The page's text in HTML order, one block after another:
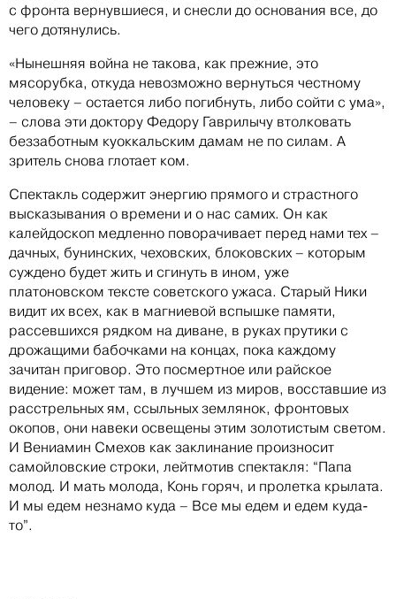
с фронта вернувшиеся, и снесли до основания все, до
чего дотянулись.
«Нынешняя война не такова, как прежние, это
мясорубка, откуда невозможно вернуться честному
человеку – остается либо погибнуть, либо сойти с ума»,
– слова эти доктору Федору Гаврилычу втолковать
беззаботным куоккальским дамам не по силам. А
зритель снова глотает ком.
Спектакль cодержит энергию прямого и страстного
высказывания о времени и о нас самих. Он как
калейдоскоп медленно поворачивает перед нами тех –
дачных, бунинских, чеховских, блоковских – которым
суждено будет жить и сгинуть в ином, уже
платоновском тексте советского ужаса. Старый Ники
видит их всех, как в магниевой вспышке памяти,
рассевшихся рядком на диване, в руках прутики с
дрожащими бабочками на концах, пока каждому
зачитан приговор. Это посмертное или райское
видение: может там, в лучшем из миров, восставшие из
расстрельных ям, ссыльных землянок, фронтовых
окопов, они навеки освещены этим золотистым светом.
И Вениамин Смехов как заклинание произносит
самойловские строки, лейтмотив спектакля: “Папа
молод. И мать молода, Конь горяч, и пролетка крылата.
И мы едем незнамо куда – Все мы едем и едем куда-
то”.